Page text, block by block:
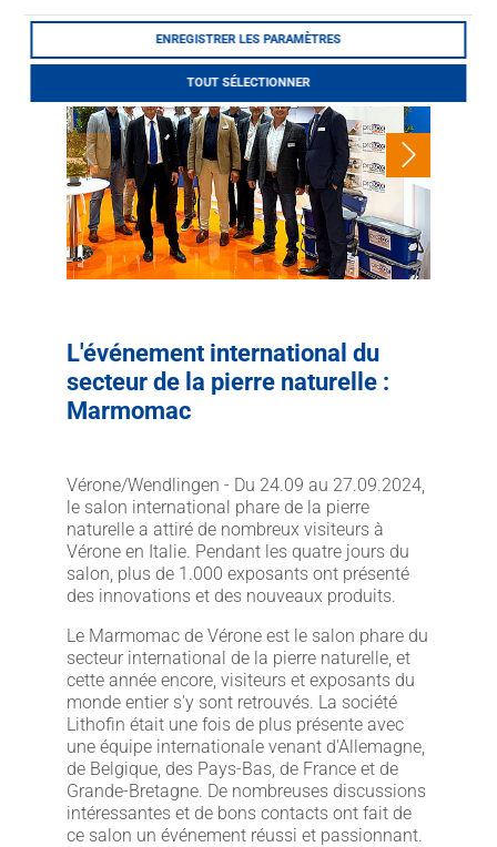
ENREGISTRER LES PARAMÈTRES
TOUT SÉLECTIONNER
Webshop
Download
L'événement international du
secteur de la pierre naturelle :
Marmomac
Vérone/Wendlingen - Du 24.09 au 27.09.2024,
le salon international phare de la pierre
naturelle a attiré de nombreux visiteurs à
Vérone en Italie. Pendant les quatre jours du
salon, plus de 1.000 exposants ont présenté
des innovations et des nouveaux produits.
Le Marmomac de Vérone est le salon phare du
secteur international de la pierre naturelle, et
cette année encore, visiteurs et exposants du
monde entier s'y sont retrouvés. La société
Lithofin était une fois de plus présente avec
une équipe internationale venant d'Allemagne,
de Belgique, des Pays-Bas, de France et de
Grande-Bretagne. De nombreuses discussions
intéressantes et de bons contacts ont fait de
ce salon un événement réussi et passionnant.